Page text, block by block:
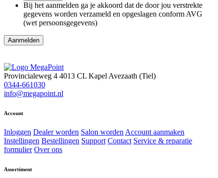
Bij het aanmelden ga je akkoord dat de door jou verstrekte
gegevens worden verzameld en opgeslagen conform AVG
(wet persoonsgegevens)
Aanmelden
Provincialeweg 4 4013 CL Kapel Avezaath (Tiel)
0344-661030
info@megapoint.nl
Account
Inloggen Dealer worden Salon wordenAccount aanmaken
Instellingen Bestellingen Support Contact Service & reparatie
formulier Over ons
Assortiment